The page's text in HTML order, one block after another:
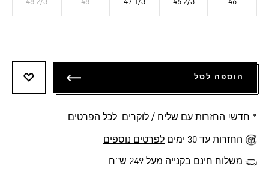
46
46 2/3
47 1/3
48
48 2/3
הוספה לסל
* חדש! החזרות עם שליח / לוקרים לכל הפרטים
החזרות עד 30 ימים לפרטים נוספים
משלוח חינם בקנייה מעל 249 ש"ח